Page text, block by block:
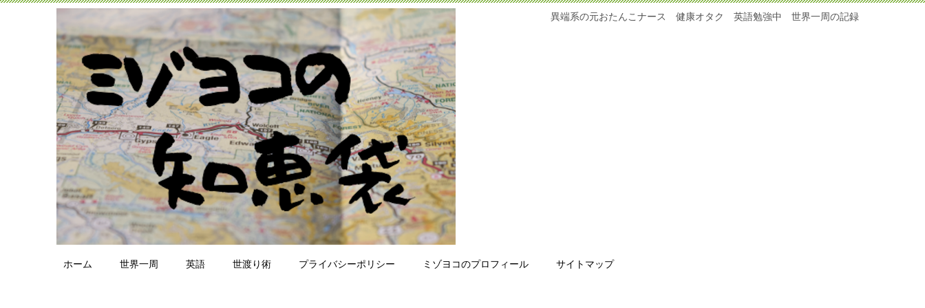
異端系の元おたんこナース 健康オタク 英語勉強中 世界一周の記録
ホーム 世界一周 英語 世渡り術 プライバシーポリシー ミゾヨコのプロフィール サイトマップ